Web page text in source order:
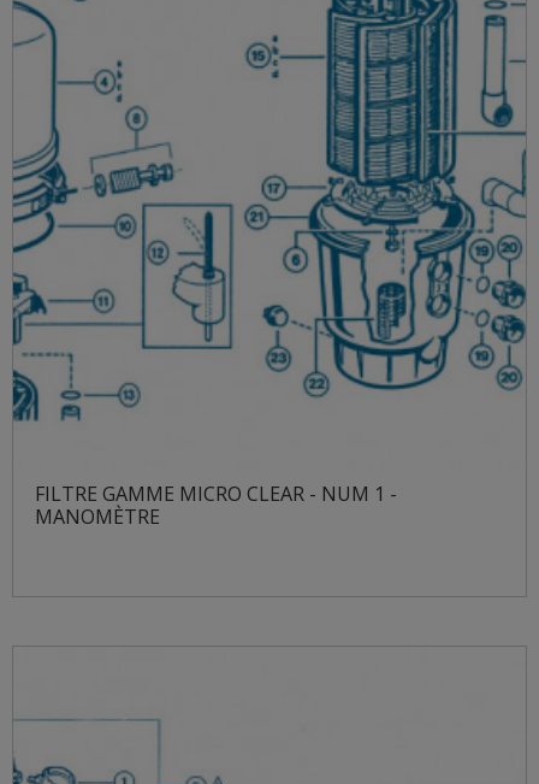
FILTRE GAMME MICRO CLEAR - NUM 1 -
MANOMÈTRE